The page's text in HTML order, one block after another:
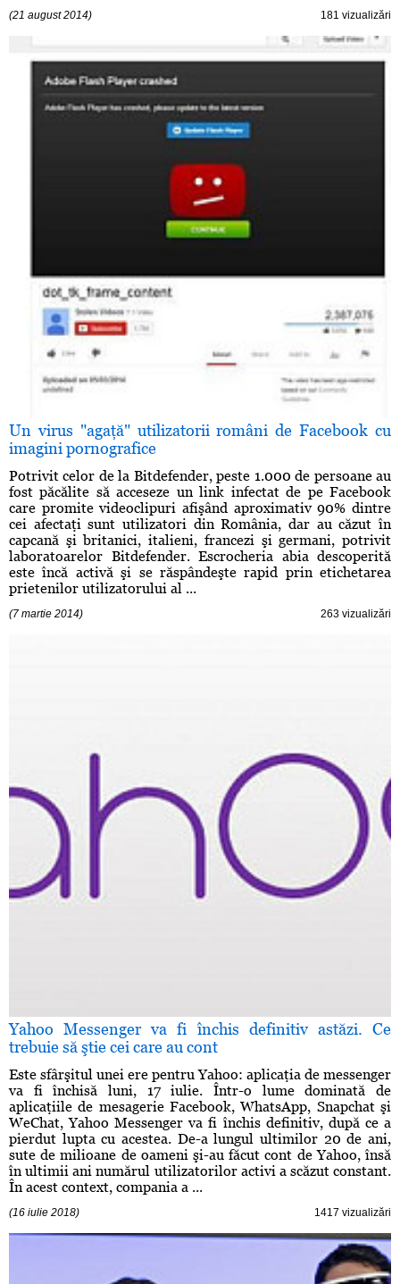
(21 august 2014) 181 vizualizări
Un virus "agaţă" utilizatorii români de Facebook cu
imagini pornografice
Potrivit celor de la Bitdefender, peste 1.000 de persoane au
fost păcălite să acceseze un link infectat de pe Facebook
care promite videoclipuri afişând aproximativ 90% dintre
cei afectaţi sunt utilizatori din România, dar au căzut în
capcană şi britanici, italieni, francezi şi germani, potrivit
laboratoarelor Bitdefender. Escrocheria abia descoperită
este încă activă şi se răspândeşte rapid prin etichetarea
prietenilor utilizatorului al ...
(7 martie 2014) 263 vizualizări
Yahoo Messenger va fi închis definitiv astăzi. Ce
trebuie să ştie cei care au cont
Este sfârşitul unei ere pentru Yahoo: aplicaţia de messenger
va fi închisă luni, 17 iulie. Într-o lume dominată de
aplicaţiile de mesagerie Facebook, WhatsApp, Snapchat şi
WeChat, Yahoo Messenger va fi închis definitiv, după ce a
pierdut lupta cu acestea. De-a lungul ultimilor 20 de ani,
sute de milioane de oameni şi-au făcut cont de Yahoo, însă
în ultimii ani numărul utilizatorilor activi a scăzut constant.
În acest context, compania a ...
(16 iulie 2018) 1417 vizualizări